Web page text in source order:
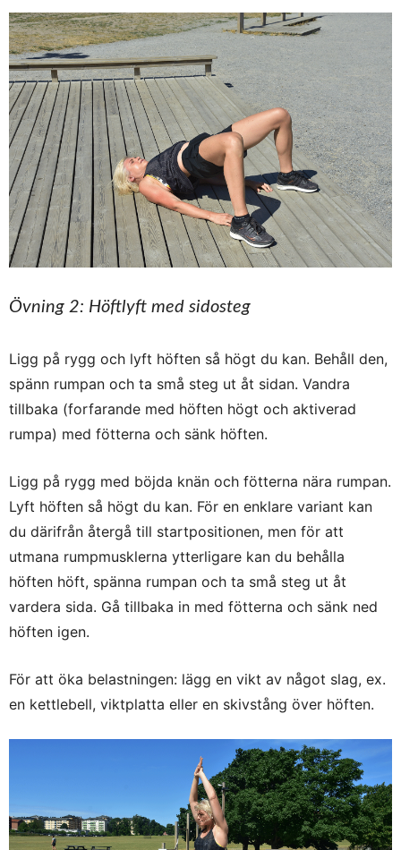
Övning 2: Höftlyft med sidosteg
Ligg på rygg och lyft höften så högt du kan. Behåll den,
spänn rumpan och ta små steg ut åt sidan. Vandra
tillbaka (forfarande med höften högt och aktiverad
rumpa) med fötterna och sänk höften.
Ligg på rygg med böjda knän och fötterna nära rumpan.
Lyft höften så högt du kan. För en enklare variant kan
du därifrån återgå till startpositionen, men för att
utmana rumpmusklerna ytterligare kan du behålla
höften höft, spänna rumpan och ta små steg ut åt
vardera sida. Gå tillbaka in med fötterna och sänk ned
höften igen.
För att öka belastningen: lägg en vikt av något slag, ex.
en kettlebell, viktplatta eller en skivstång över höften.